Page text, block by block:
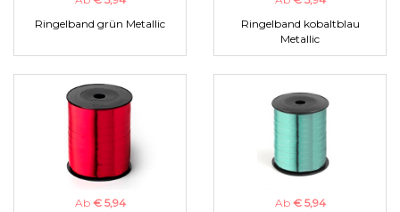
Ringelband grün Metallic
Ringelband kobaltblau
Metallic
Ab € 5,94
Ab € 5,94